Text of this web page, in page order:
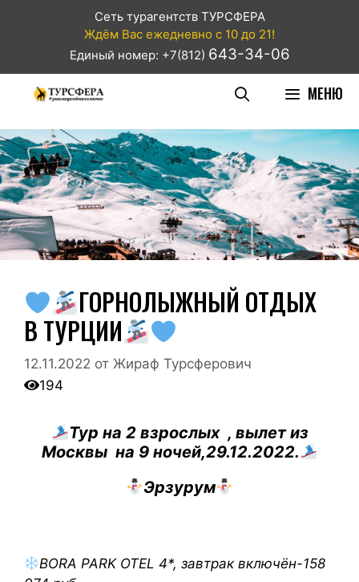
Сеть турагентств ТУРСФЕРА
Ждём Вас ежедневно с 10 до 21!
Единый номер: +7(812) 643-34-06
МЕНЮ
ГОРНОЛЫЖНЫЙ ОТДЫХ
В ТУРЦИИ
12.11.2022 от Жираф Турсферович
194
Тур на 2 взрослых , вылет из
Москвы на 9 ночей,29.12.2022.
Эрзурум
BORA PARK OTEL 4*, завтрак включён-158